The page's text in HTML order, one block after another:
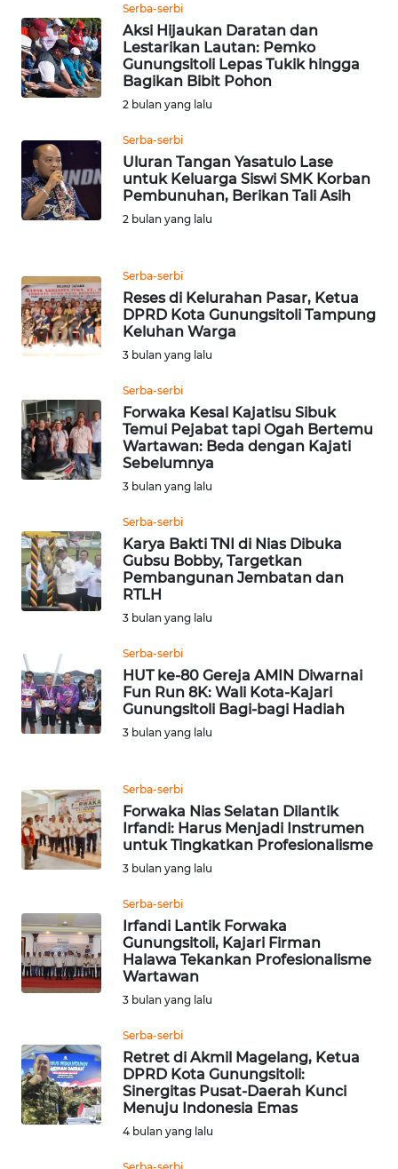
Serba-serbi
Aksi Hijaukan Daratan dan
Lestarikan Lautan: Pemko
Gunungsitoli Lepas Tukik hingga
Bagikan Bibit Pohon
2 bulan yang lalu
Serba-serbi
Uluran Tangan Yasatulo Lase
untuk Keluarga Siswi SMK Korban
Pembunuhan, Berikan Tali Asih
2 bulan yang lalu
Serba-serbi
Reses di Kelurahan Pasar, Ketua
DPRD Kota Gunungsitoli Tampung
Keluhan Warga
3 bulan yang lalu
Serba-serbi
Forwaka Kesal Kajatisu Sibuk
Temui Pejabat tapi Ogah Bertemu
Wartawan: Beda dengan Kajati
Sebelumnya
3 bulan yang lalu
Serba-serbi
Karya Bakti TNI di Nias Dibuka
Gubsu Bobby, Targetkan
Pembangunan Jembatan dan
RTLH
3 bulan yang lalu
Serba-serbi
HUT ke-80 Gereja AMIN Diwarnai
Fun Run 8K: Wali Kota-Kajari
Gunungsitoli Bagi-bagi Hadiah
3 bulan yang lalu
Serba-serbi
Forwaka Nias Selatan Dilantik
Irfandi: Harus Menjadi Instrumen
untuk Tingkatkan Profesionalisme
3 bulan yang lalu
Serba-serbi
Irfandi Lantik Forwaka
Gunungsitoli, Kajari Firman
Halawa Tekankan Profesionalisme
Wartawan
3 bulan yang lalu
Serba-serbi
Retret di Akmil Magelang, Ketua
DPRD Kota Gunungsitoli:
Sinergitas Pusat-Daerah Kunci
Menuju Indonesia Emas
4 bulan yang lalu
SIMALUNGUN
WN
LABUHANBATU
WN
TAPANULI
TENGAH
WN
TEBING
TINGGI
PAKPAK
WN
KARAWANG
BEKASI
WN
BOGOR
DEPOK
WN
TAPANULI
WN
SAMOSIR
WN
WN
SUMEDANG
WN
KEPULAUAN
SERIBU